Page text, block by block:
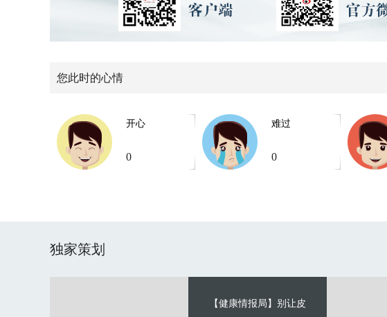
您此时的心情
开心
0
难过
0
独家策划
【健康情报局】别让皮